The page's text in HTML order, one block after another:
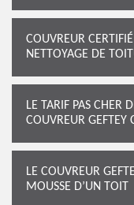
COUVREUR
NETTOYAGE DE
LE TARIF PAS CHER
COUVREUR GEFTEY
LE COUVREUR
MOUSSE D’UN TOIT